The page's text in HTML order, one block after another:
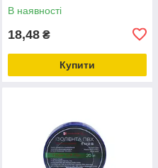
В наявності
18,48 ₴
Купити